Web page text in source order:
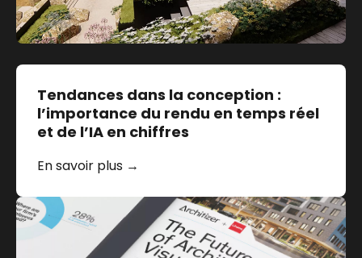
Tendances dans la conception :
l’importance du rendu en temps réel
et de l’IA en chiffres
En savoir plus →